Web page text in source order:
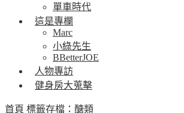
單車時代
這是專欄
Marc
小綠先生
BBetterJOE
人物專訪
健身房大蒐擊
首頁 標籤存檔：醣類